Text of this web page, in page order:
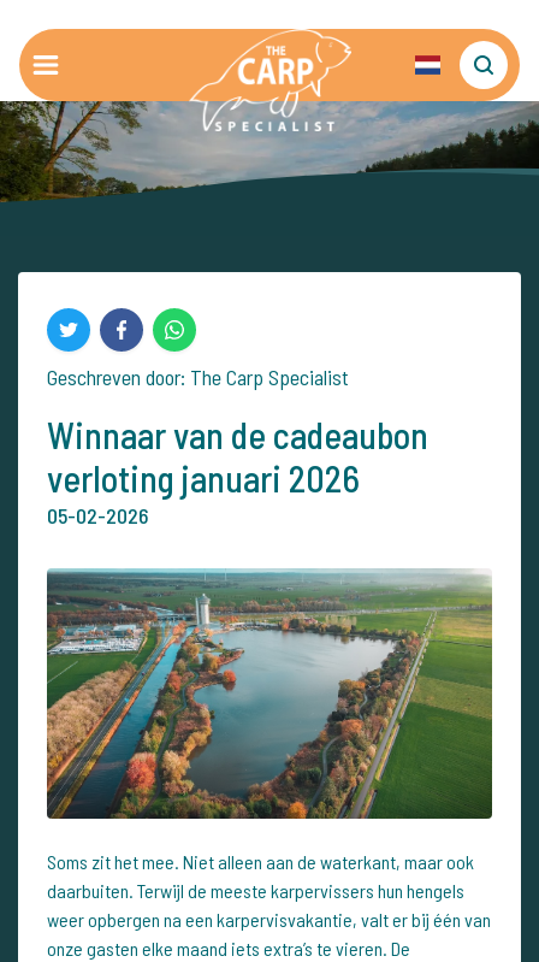
Geschreven door: The Carp Specialist
Winnaar van de cadeaubon
verloting januari 2026
05-02-2026
Soms zit het mee. Niet alleen aan de waterkant, maar ook
daarbuiten. Terwijl de meeste karpervissers hun hengels
weer opbergen na een karpervisvakantie, valt er bij één van
onze gasten elke maand iets extra’s te vieren. De